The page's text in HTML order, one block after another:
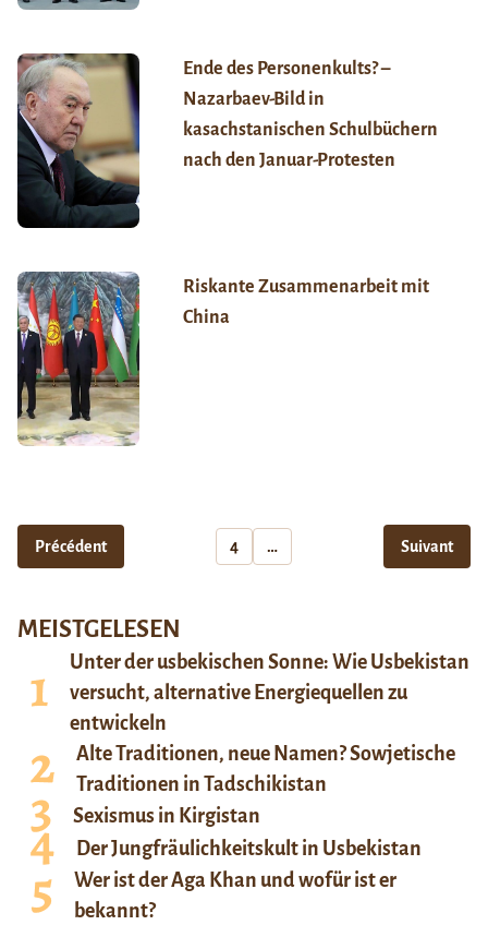
Ende des Personenkults? –
Nazarbaev-Bild in
kasachstanischen Schulbüchern
nach den Januar-Protesten
Riskante Zusammenarbeit mit
China
Précédent 4 … Suivant
MEISTGELESEN
Unter der usbekischen Sonne: Wie Usbekistan
versucht, alternative Energiequellen zu
entwickeln
Alte Traditionen, neue Namen? Sowjetische
Traditionen in Tadschikistan
Sexismus in Kirgistan
Der Jungfräulichkeitskult in Usbekistan
Wer ist der Aga Khan und wofür ist er
bekannt?